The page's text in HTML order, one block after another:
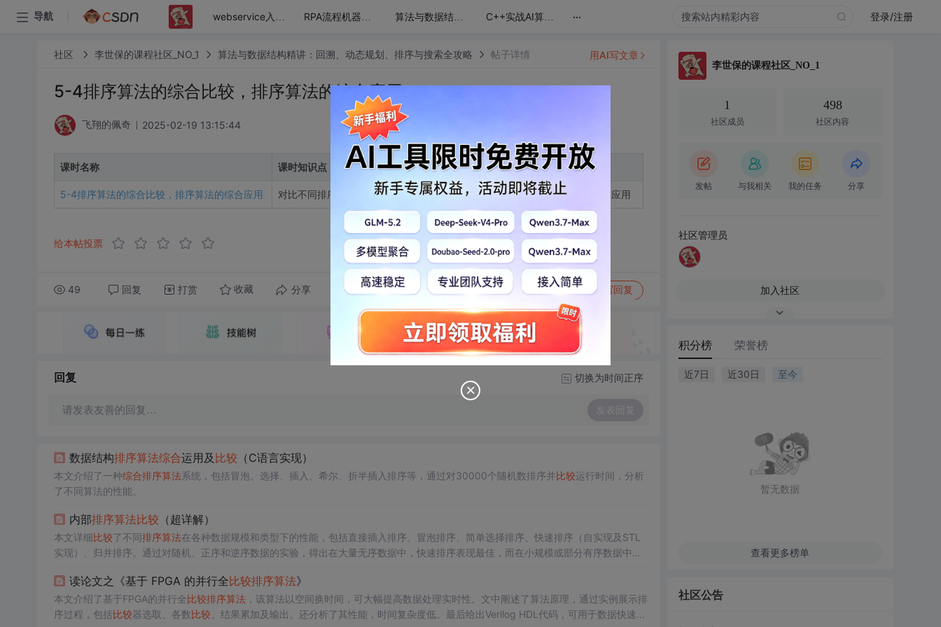
导航 webservice入门到精通实战教程 RPA流程机器人编程(纯干货无废话) 算法与数据结构精讲：回溯、动态规划、排序与搜索全攻略 C++实战AI算法：从基础到自动微分与矩阵封装 ... 登录/注册
社区 李世保的课程社区_NO_1 算法与数据结构精讲：回溯、动态规划、排序与搜索全攻略 帖子详情
5-4排序算法的综合比较，排序算法的综合应用
飞翔的佩奇 2025-02-19 13:15:44
课时名称 课时知识点
5-4排序算法的综合比较，排序算法的综合应用 对比不同排序算法的优缺点和适用场景，通过实例练习，掌握各种排序算法的应用
给本帖投票
49 回复 打赏 收藏 分享 转发到动态 举报 写回复
用AI写文章
回复 切换为时间正序
请发表友善的回复… 发表回复
数据结构排序算法综合运用及 比较 （C语言实现）
本文介绍了一种综合排序算法系统，包括冒泡、选择、插入、希尔、折半插入排序等，通过对30000个随机数排序并比较运行时间，分析
了不同算法的性能。
内部排序算法比较 （超详解）
本文详细比较了不同排序算法在各种数据规模和类型下的性能，包括直接插入排序、冒泡排序、简单选择排序、快速排序（自实现及STL
实现）、归并排序。通过对随机、正序和逆序数据的实验，得出在大量无序数据中，快速排序表现最佳，而在小规模或部分有序数据中，
读论文之《基于 FPGA 的并行全比较排序算法》
本文介绍了基于FPGA的并行全比较排序算法，该算法以空间换时间，可大幅提高数据处理实时性。文中阐述了算法原理，通过实例展示排
序过程，包括比较器选取、各数比较、结果累加及输出。还分析了其性能，时间复杂度低。最后给出Verilog HDL代码，可用于数据快速排
李世保的课程社区_NO_1
1
社区成员
498
社区内容
发帖 与我相关 我的任务 分享
社区管理员
加入社区
积分榜 荣誉榜
近7日 近30日 至今
暂无数据
查看更多榜单
社区公告